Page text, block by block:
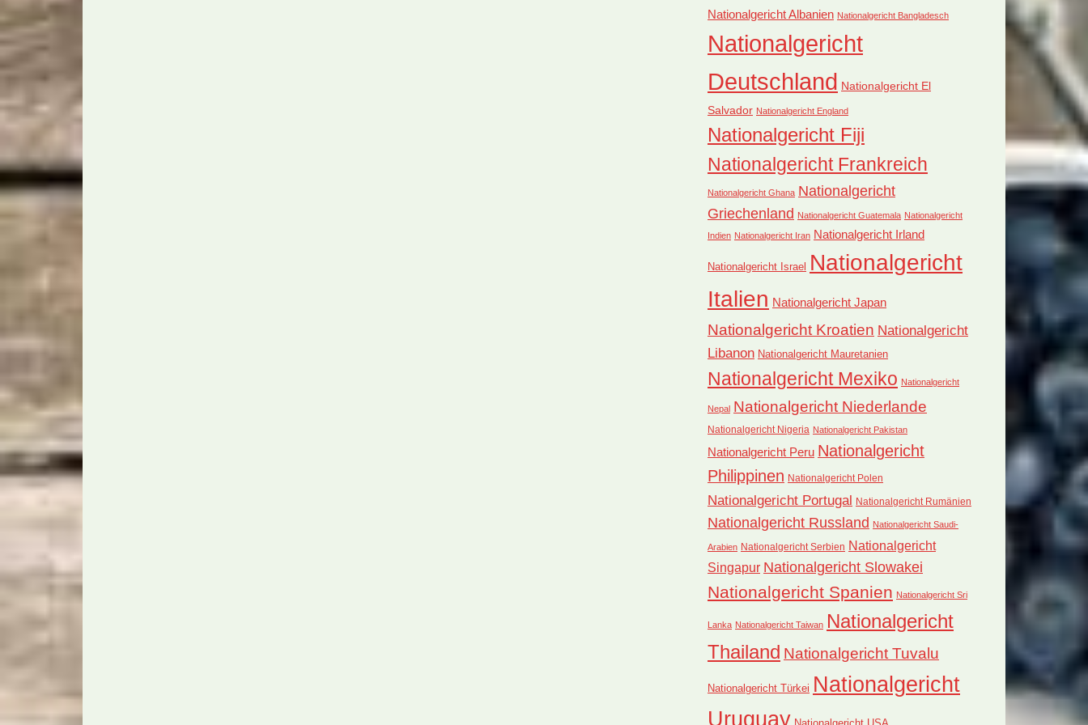
Nationalgericht Albanien Nationalgericht Bangladesch
Nationalgericht
Deutschland Nationalgericht El
Salvador Nationalgericht England
Nationalgericht Fiji
Nationalgericht Frankreich
Nationalgericht Ghana Nationalgericht
Griechenland Nationalgericht Guatemala Nationalgericht
Indien Nationalgericht Iran Nationalgericht Irland
Nationalgericht Israel Nationalgericht
Italien Nationalgericht Japan
Nationalgericht Kroatien Nationalgericht
Libanon Nationalgericht Mauretanien
Nationalgericht Mexiko Nationalgericht
Nepal Nationalgericht Niederlande
Nationalgericht Nigeria Nationalgericht Pakistan
Nationalgericht Peru Nationalgericht
Philippinen Nationalgericht Polen
Nationalgericht Portugal Nationalgericht Rumänien
Nationalgericht Russland Nationalgericht Saudi-
Arabien Nationalgericht Serbien Nationalgericht
Singapur Nationalgericht Slowakei
Nationalgericht Spanien Nationalgericht Sri
Lanka Nationalgericht Taiwan Nationalgericht
Thailand Nationalgericht Tuvalu
Nationalgericht Türkei Nationalgericht
Uruguay